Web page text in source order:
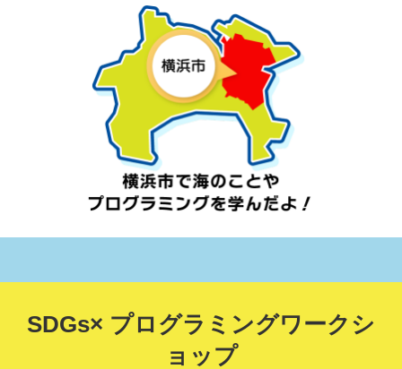
SDGs× プログラミングワークシ
ョップ